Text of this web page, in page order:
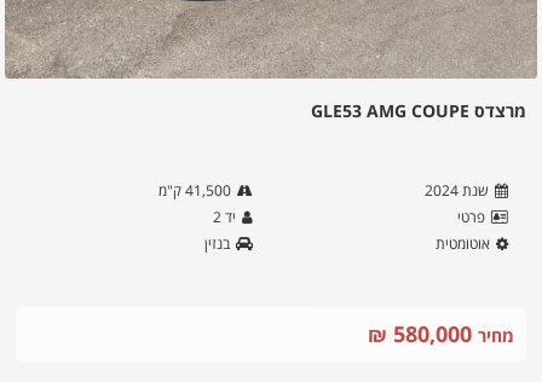
מרצדס GLE53 AMG COUPE
שנת 41,500ק"מ
פרטי
יד
אוטומטית
בנזין
מחיר ₪